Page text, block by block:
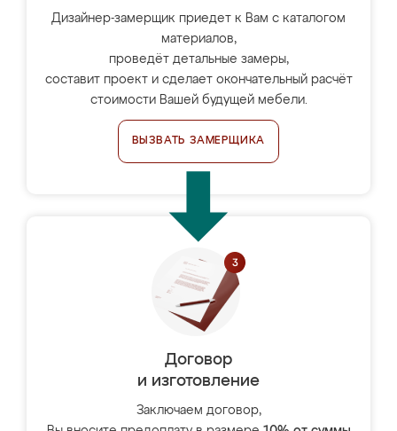
Дизайнер-замерщик приедет к Вам с каталогом
материалов,
проведёт детальные замеры,
составит проект и сделает окончательный расчёт
стоимости Вашей будущей мебели.
ВЫЗВАТЬ ЗАМЕРЩИКА
Договор
и изготовление
Заключаем договор,